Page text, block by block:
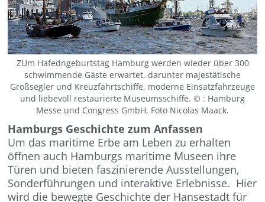
ZUm Hafedngeburtstag Hamburg werden wieder über 300
schwimmende Gäste erwartet, darunter majestätische
Großsegler und Kreuzfahrtschiffe, moderne Einsatzfahrzeuge
und liebevoll restaurierte Museumsschiffe. © : Hamburg
Messe und Congress GmbH, Foto Nicolas Maack.
Hamburgs Geschichte zum Anfassen
Um das maritime Erbe am Leben zu erhalten
öffnen auch Hamburgs maritime Museen ihre
Türen und bieten faszinierende Ausstellungen,
Sonderführungen und interaktive Erlebnisse. ​ Hier
wird die bewegte Geschichte der Hansestadt für